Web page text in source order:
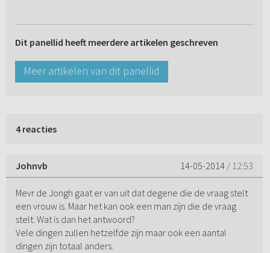
Dit panellid heeft meerdere artikelen geschreven
Meer artikelen van dit panellid
4 reacties
Johnvb 14-05-2014 / 12:53
Mevr de Jongh gaat er van uit dat degene die de vraag stelt
een vrouw is. Maar het kan ook een man zijn die de vraag
stelt. Wat is dan het antwoord?
Vele dingen zullen hetzelfde zijn maar ook een aantal
dingen zijn totaal anders.